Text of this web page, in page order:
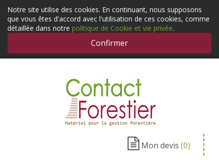
Notre site utilise des cookies. En continuant, nous supposons
que vous êtes d'accord avec l'utilisation de ces cookies, comme
détaillée dans notre politique de Cookie et vie privée.
Confirmer
Mon devis (0)